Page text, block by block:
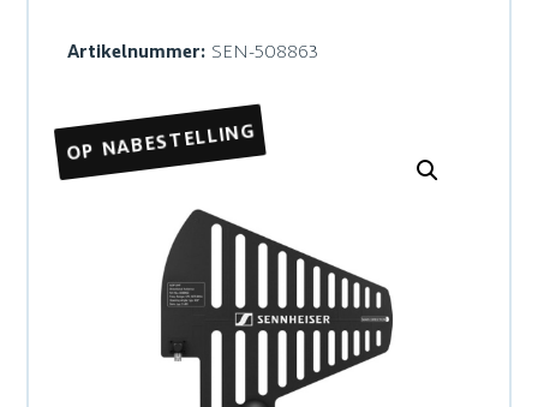
Artikelnummer: SEN-508863
OP NABESTELLING